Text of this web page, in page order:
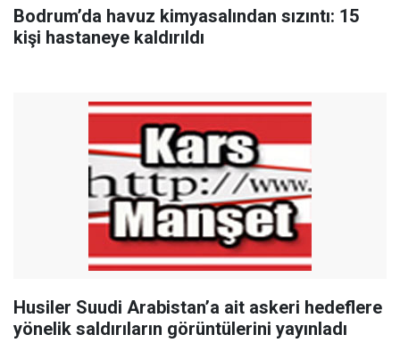
Bodrum’da havuz kimyasalından sızıntı: 15
kişi hastaneye kaldırıldı
Husiler Suudi Arabistan’a ait askeri hedeflere
yönelik saldırıların görüntülerini yayınladı